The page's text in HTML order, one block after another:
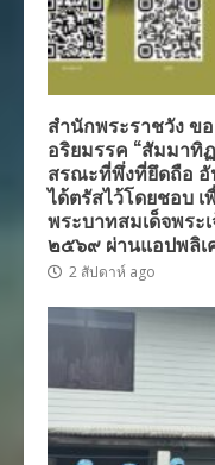
สำนักพระราชวัง ข
อริยมรรค “สัมมาทิ
สรณะที่พึ่งที่ยึดถือ อั
ได้ตรัสไว้โดยชอบ
พระบาทสมเด็จพร
๒๕๖๙ ผ่านแอปพลิเ
2 สัปดาห์ ago